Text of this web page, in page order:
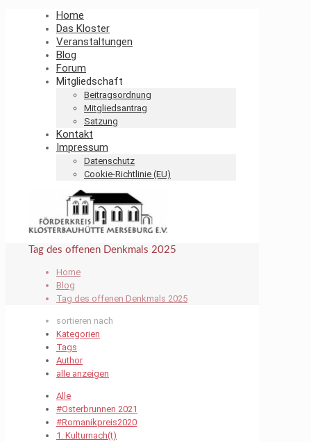
Home
Das Kloster
Veranstaltungen
Blog
Forum
Mitgliedschaft
Beitragsordnung
Mitgliedsantrag
Satzung
Kontakt
Impressum
Datenschutz
Cookie-Richtlinie (EU)
Tag des offenen Denkmals 2025
Home
Blog
Tag des offenen Denkmals 2025
sortieren nach
Kategorien
Tags
Author
alle anzeigen
Alle
#Osterbrunnen 2021
#Romanikpreis2020
1. Kulturnach(t)